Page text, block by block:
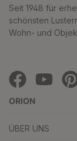
Seit 1948 für
schönsten
Wohn- und
ORION
ÜBER UNS